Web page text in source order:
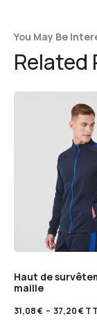
You May Be
Related
Haut de
maille
31,08€ – 37,20€